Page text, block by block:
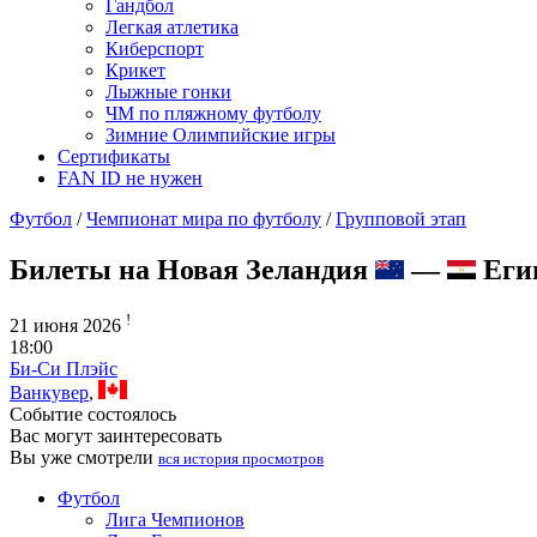
Гандбол
Легкая атлетика
Киберспорт
Крикет
Лыжные гонки
ЧМ по пляжному футболу
Зимние Олимпийские игры
Сертификаты
FAN ID не нужен
Футбол /Чемпионат мира по футболу /Групповой этап
Билеты на Новая Зеландия —
21 июня 2026 !
18:00
Би-Си Плэйс
Ванкувер,
Событие состоялось
Вас могут заинтересовать
Вы уже смотрели вся история просмотров
Футбол
Лига Чемпионов